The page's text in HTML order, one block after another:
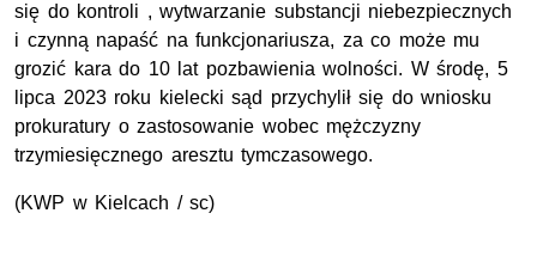
się do kontroli , wytwarzanie substancji niebezpiecznych
i czynną napaść na funkcjonariusza, za co może mu
grozić kara do 10 lat pozbawienia wolności. W środę, 5
lipca 2023 roku kielecki sąd przychylił się do wniosku
prokuratury o zastosowanie wobec mężczyzny
trzymiesięcznego aresztu tymczasowego.
(KWP w Kielcach / sc)